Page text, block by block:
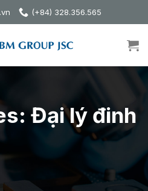
(+84) 328.356.565
Đại lý đinh